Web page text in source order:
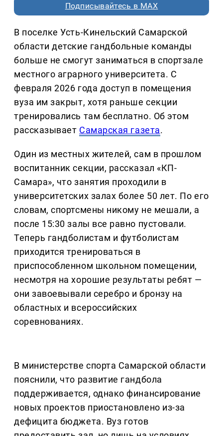
Подписывайтесь в MAX
В поселке Усть-Кинельский Самарской
области детские гандбольные команды
больше не смогут заниматься в спортзале
местного аграрного университета. С
февраля 2026 года доступ в помещения
вуза им закрыт, хотя раньше секции
тренировались там бесплатно. Об этом
рассказывает Самарская газета.
Один из местных жителей, сам в прошлом
воспитанник секции, рассказал «КП-
Самара», что занятия проходили в
университетских залах более 50 лет. По его
словам, спортсмены никому не мешали, а
после 15:30 залы все равно пустовали.
Теперь гандболистам и футболистам
приходится тренироваться в
приспособленном школьном помещении,
несмотря на хорошие результаты ребят —
они завоевывали серебро и бронзу на
областных и всероссийских
соревнованиях.
В министерстве спорта Самарской области
пояснили, что развитие гандбола
поддерживается, однако финансирование
новых проектов приостановлено из-за
дефицита бюджета. Вуз готов